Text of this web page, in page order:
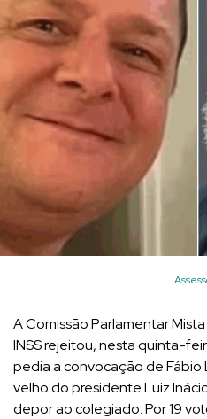
A Comissão Parlamentar
INSS rejeitou, nesta quinta-
pedia a convocação de Fábio
velho do presidente Luiz
depor ao colegiado. Por 19